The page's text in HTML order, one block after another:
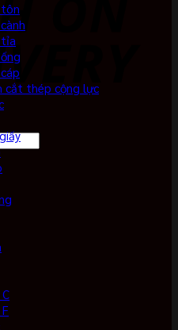
cắt thép cộng lực